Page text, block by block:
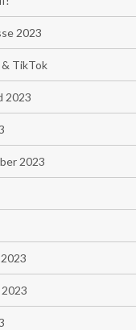
2023
TikTok
2023
2023